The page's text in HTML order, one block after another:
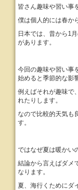
皆さん趣味や習い事
僕は個人的には春か
日本では、昔から1
があります。
今回の趣味や習い事
始めると季節的な影
例えばそれが趣味で
れたりします。
なので比較的天気も
す。
ではなぜ夏は暖かい
結論から言えばダメ
なります。
夏、海行くためにダ